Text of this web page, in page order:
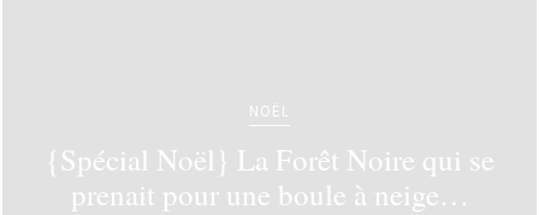
NOËL
{Spécial Noël} La Forêt Noire qui se
prenait pour une boule à neige…